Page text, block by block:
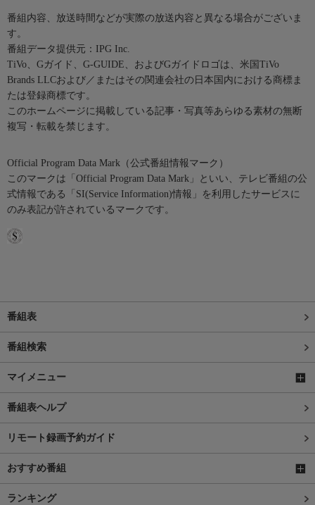
番組内容、放送時間などが実際の放送内容と異なる場合がございま
す。
番組データ提供元：IPG Inc.
TiVo、Gガイド、G-GUIDE、およびGガイドロゴは、米国TiVo
Brands LLCおよび／またはその関連会社の日本国内における商標ま
たは登録商標です。
このホームページに掲載している記事・写真等あらゆる素材の無断
複写・転載を禁じます。
Official Program Data Mark（公式番組情報マーク）
このマークは「Official Program Data Mark」といい、テレビ番組の公
式情報である「SI(Service Information)情報」を利用したサービスに
のみ表記が許されているマークです。
番組表
番組検索
マイメニュー
番組表ヘルプ
リモート録画予約ガイド
おすすめ番組
ランキング